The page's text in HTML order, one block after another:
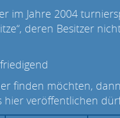
im Jahre 2004
deren Besitzer
finden möchten,
hier veröffentlichen